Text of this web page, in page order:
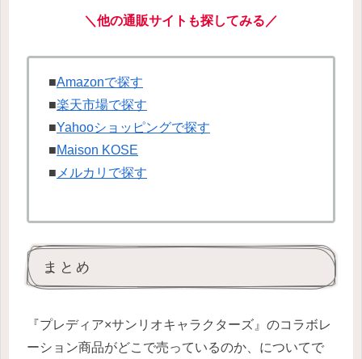
＼他の通販サイトも探してみる／
■Amazonで探す
■楽天市場で探す
■Yahooショッピングで探す
■Maison KOSE
■ メルカリで探す
まとめ
『プレディア×サンリオキャラクターズ』のコラボレ
ーション商品がどこで売っているのか、についてで